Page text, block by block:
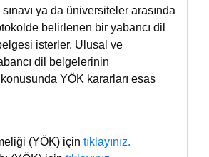
ya da üniversiteler arasında
belirlenen bir yabancı dil
isterler. Ulusal ve
dil belgelerinin
YÖK kararları esas
(YÖK) için tıklayınız.